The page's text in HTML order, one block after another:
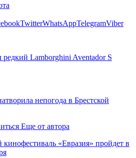
TwitterWhatsAppTelegramViber
Lamborghini Aventador S
непогода в Брестской
Еще от автора
«Евразия» пройдет в